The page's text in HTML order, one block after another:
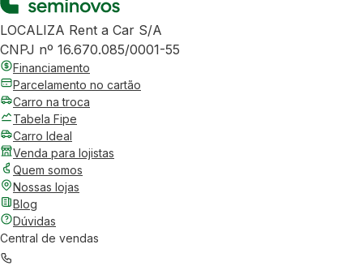
LOCALIZA Rent a Car S/A
CNPJ nº 16.670.085/0001-55
Financiamento
Parcelamento no cartão
Carro na troca
Tabela Fipe
Carro Ideal
Venda para lojistas
Quem somos
Nossas lojas
Blog
Dúvidas
Central de vendas